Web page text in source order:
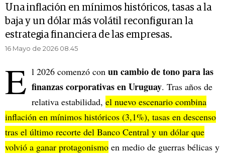
Una inflación en mínimos históricos, tasas a la
baja y un dólar más volátil reconfiguran la
estrategia financiera de las empresas.
16 Mayo de 2026 08.45
E l 2026 comenzó con un cambio de tono para las
finanzas corporativas en Uruguay. Tras años de
relativa estabilidad, el nuevo escenario combina
inflación en mínimos históricos (3,1%), tasas en descenso
tras el último recorte del Banco Central y un dólar que
volvió a ganar protagonismo en medio de guerras bélicas y